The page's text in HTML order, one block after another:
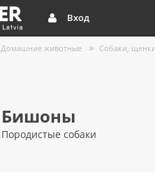
Вход
Домашние животные Собаки, щенки
Бишоны
Породистые собаки